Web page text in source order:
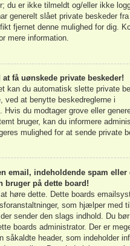
du er ikke tilmeldt og/eller ikke
generelt slået private beskeder
fjernet denne mulighed for dig.
mere information.
få uønskede private beskeder!
kan du automatisk slette private
ved at benytte beskedreglerne i
Hvis du modtager grove eller
bruger, kan du informere
mulighed for at sende private
email, indeholdende spam eller
bruger på dette board!
høre dette. Dette boards
som hjælper med
sender den slags indhold. Du
boards administrator. Der er
såkaldte header, som indeholder